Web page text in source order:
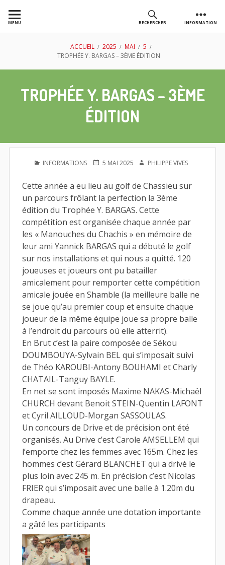
auMENU RECHERCHER INFORMATION
AS GOLF
CHASSIEU
D'ARIANE
ACCUEIL 2025 MAI
5
TROPHÉE Y. BARGAS – 3ÈME ÉDITION
TROPHÉE Y. BARGAS – 3ÈME
ÉDITION
PUBLIÉ
INFORMATIONS
PUBLIÉ5 MAI 2025 AUTEURPHILIPPE VIVES
Cette année a eu lieu au golf de Chassieu sur
un parcours frôlant la perfection la 3ème
édition du Trophée Y. BARGAS. Cette
compétition est organisée chaque année par
les « Manouches du Chachis » en mémoire de
leur ami Yannick BARGAS qui a débuté le golf
sur nos installations et qui nous a quitté. 120
joueuses et joueurs ont pu batailler
amicalement pour remporter cette compétition
amicale jouée en Shamble (la meilleure balle ne
se joue qu’au premier coup et ensuite chaque
joueur de la même équipe joue sa propre balle
à l’endroit du parcours où elle atterrit).
En Brut c’est la paire composée de Sékou
DOUMBOUYA-Sylvain BEL qui s’imposait suivi
de Théo KAROUBI-Antony BOUHAMI et Charly
CHATAIL-Tanguy BAYLE.
En net se sont imposés Maxime NAKAS-Michaël
CHURCH devant Benoit STEIN-Quentin LAFONT
et Cyril AILLOUD-Morgan SASSOULAS.
Un concours de Drive et de précision ont été
organisés. Au Drive c’est Carole AMSELLEM qui
l’emporte chez les femmes avec 165m. Chez les
hommes c’est Gérard BLANCHET qui a drivé le
plus loin avec 245 m. En précision c’est Nicolas
FRIER qui s’imposait avec une balle à 1.20m du
drapeau.
Comme chaque année une dotation importante
a gâté les participants